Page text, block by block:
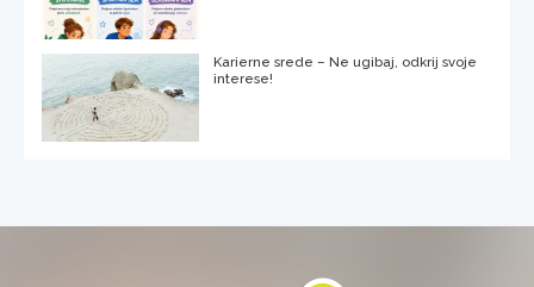
Karierne srede – Ne ugibaj, odkrij svoje
interese!